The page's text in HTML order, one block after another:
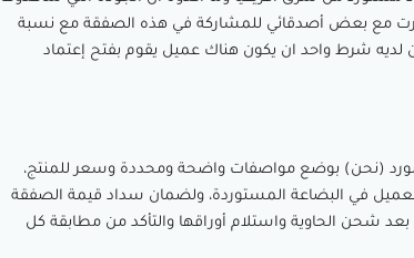
مع بعض أصدقائي للمشاركة في هذه الصفقة مع نسبة
لديه شرط واحد ان يكون هناك عميل يقوم بفتح إعتماد
(نحن) بوضع مواصفات واضحة ومحددة وسعر للمنتج،
في البضاعة المستوردة، ولضمان سداد قيمة الصفقة
شحن الحاوية واستلام أوراقها والتأكد من مطابقة كل